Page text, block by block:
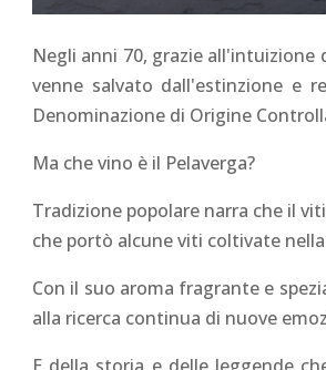
Negli anni 70, grazie all'intuizione
venne salvato dall'estinzione e
Denominazione di Origine
Ma che vino è il Pelaverga?
Tradizione popolare narra che il
che portò alcune viti coltivate
Con il suo aroma fragrante e
alla ricerca continua di nuove